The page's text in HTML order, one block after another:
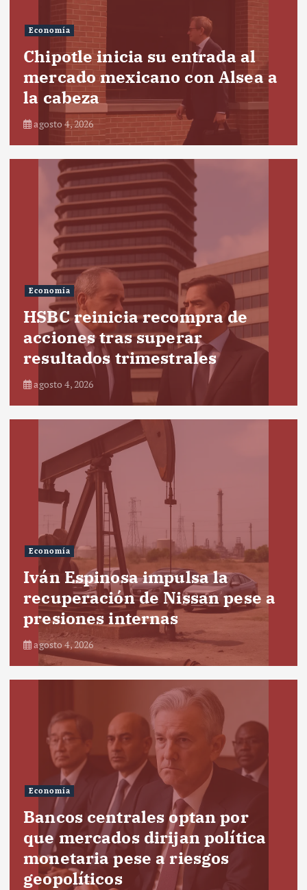
Economía
Chipotle inicia su entrada al
mercado mexicano con Alsea a
la cabeza
agosto 4, 2026
Economía
HSBC reinicia recompra de
acciones tras superar
resultados trimestrales
agosto 4, 2026
Economía
Iván Espinosa impulsa la
recuperación de Nissan pese a
presiones internas
agosto 4, 2026
Economía
Bancos centrales optan por
que mercados dirijan política
monetaria pese a riesgos
geopolíticos